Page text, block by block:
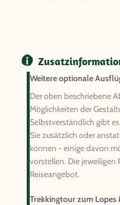
Weitere optionale
Der oben beschriebene
Möglichkeiten der
Selbstverständlich gibt
Sie zusätzlich oder
können - einige davon
vorstellen. Die jeweiligen
Reiseangebot.
Trekkingtour zum Lopes